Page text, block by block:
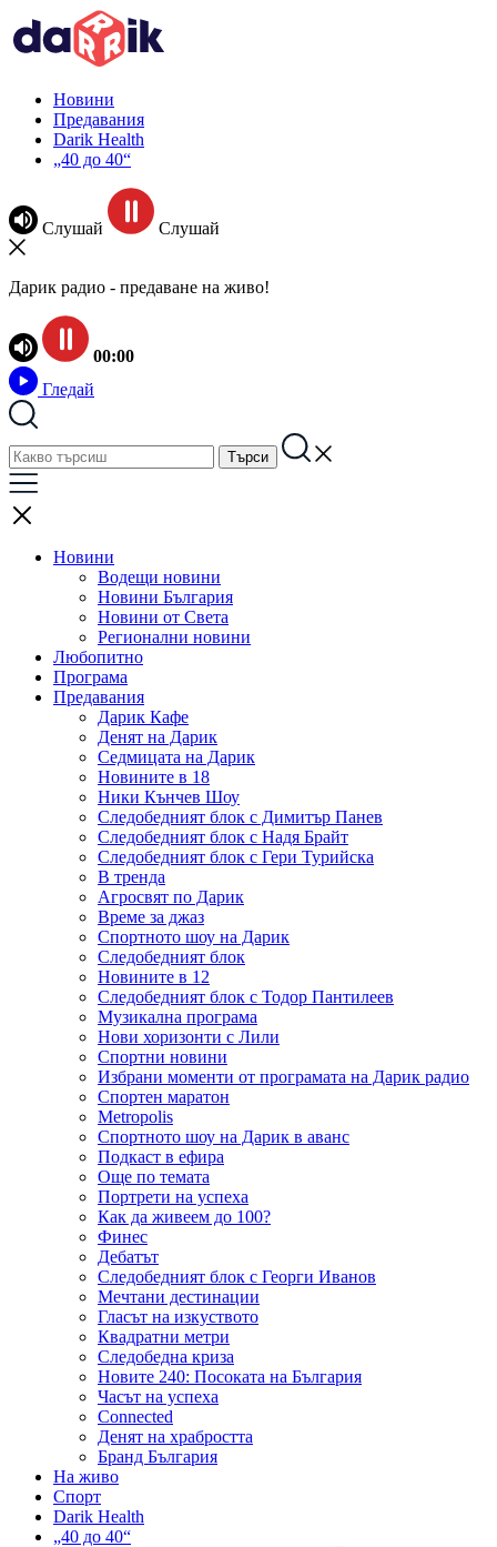
Новини
Предавания
Darik Health
„40 до 40“
Слушай Слушай
Дарик радио - предаване на живо!
00:00
Гледай
Новини
Водещи новини
Новини България
Новини от Света
Регионални новини
Любопитно
Програма
Предавания
Дарик Кафе
Денят на Дарик
Седмицата на Дарик
Новините в 18
Ники Кънчев Шоу
Следобедният блок с Димитър Панев
Следобедният блок с Надя Брайт
Следобедният блок с Гери Турийска
В тренда
Агросвят по Дарик
Време за джаз
Спортното шоу на Дарик
Следобедният блок
Новините в 12
Следобедният блок с Тодор Пантилеев
Музикална програма
Нови хоризонти с Лили
Спортни новини
Избрани моменти от програмата на Дарик радио
Спортен маратон
Metropolis
Спортното шоу на Дарик в аванс
Подкаст в ефира
Още по темата
Портрети на успеха
Как да живеем до 100?
Финес
Дебатът
Следобедният блок с Георги Иванов
Мечтани дестинации
Гласът на изкуството
Квадратни метри
Следобедна криза
Новите 240: Посоката на България
Часът на успеха
Connected
Денят на храбростта
Бранд България
На живо
Спорт
Darik Health
„40 до 40“